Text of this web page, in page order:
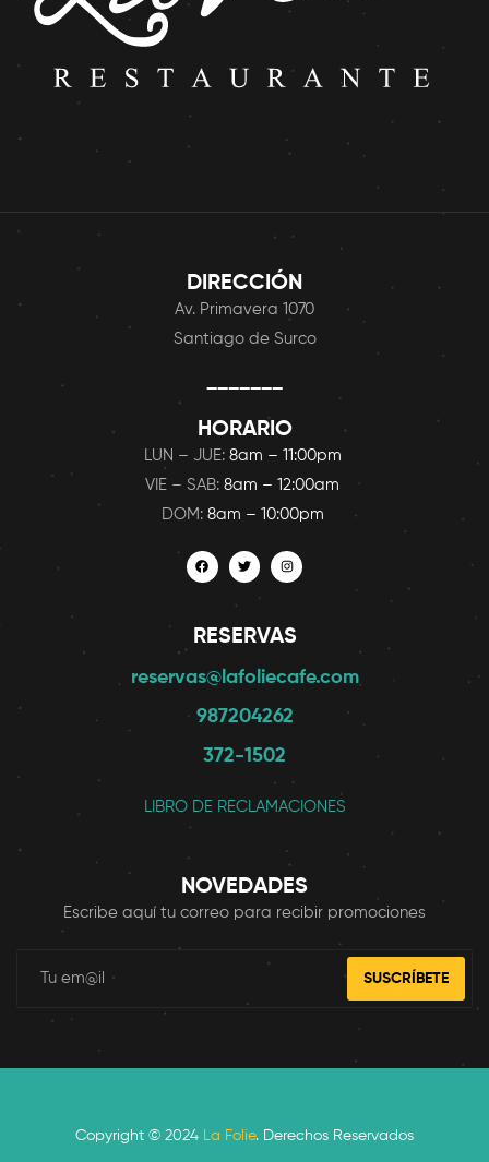
DIRECCIÓN
Av. Primavera 1070
Santiago de Surco
HORARIO
LUN – JUE: 8am – 11:00pm
VIE – SAB: 8am – 12:00am
DOM: 8am – 10:00pm
RESERVAS
reservas@lafoliecafe.com
987204262
372-1502
LIBRO DE RECLAMACIONES
NOVEDADES
Escribe aquí tu correo para recibir promociones
SUSCRÍBETE
Copyright © 2024 La Folie. Derechos Reservados